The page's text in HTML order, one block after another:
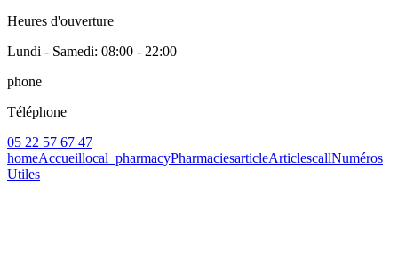
Heures d'ouverture
Lundi - Samedi: 08:00 - 22:00
phone
Téléphone
05 22 57 67 47
homeAccueillocal_pharmacyPharmaciesarticleArticlescallNuméros
Utiles